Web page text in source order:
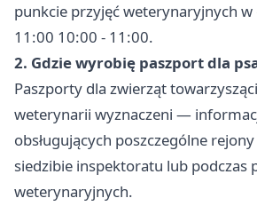
punkcie przyjęć weterynaryjnych
11:00 10:00 - 11:00.
2. Gdzie wyrobię paszport dla
Paszporty dla zwierząt
weterynarii wyznaczeni —
obsługujących poszczególne
siedzibie inspektoratu lub podczas
weterynaryjnych.